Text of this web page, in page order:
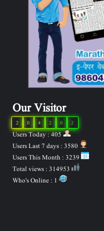
Our Visitor
2
0
2
4
0
2
Users Today : 405